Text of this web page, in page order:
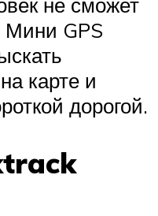
Мини GPS
карте и
дорогой.